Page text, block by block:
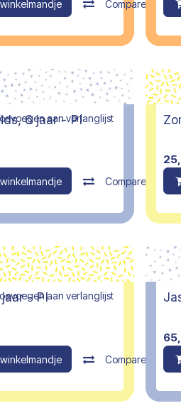
Compare
6 jaar - PI
Compare
aan verlanglijst
jaar - PI
Compare
aan verlanglijst